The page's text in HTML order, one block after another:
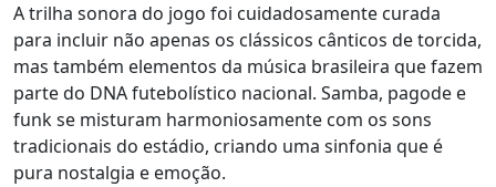
A trilha sonora do jogo foi cuidadosamente curada
para incluir não apenas os clássicos cânticos de torcida,
mas também elementos da música brasileira que fazem
parte do DNA futebolístico nacional. Samba, pagode e
funk se misturam harmoniosamente com os sons
tradicionais do estádio, criando uma sinfonia que é
pura nostalgia e emoção.